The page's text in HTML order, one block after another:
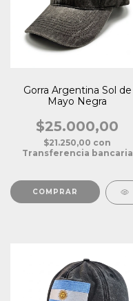
Gorra Argentina Sol de
Mayo Negra
$25.000,00
$21.250,00 con
Transferencia bancaria